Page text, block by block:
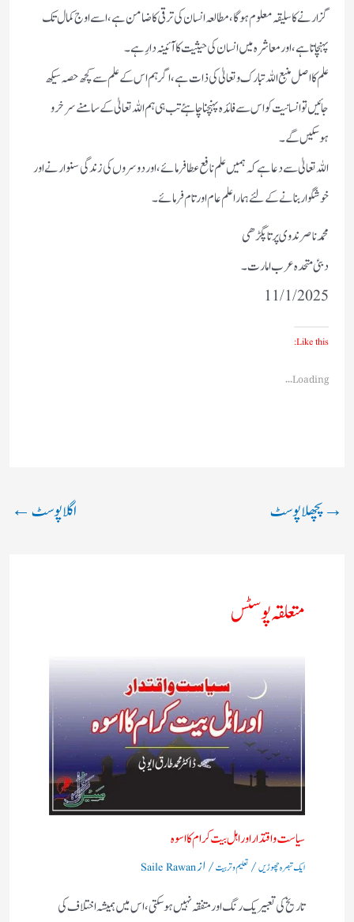
گزارنے کا سلیقہ معلوم ہوگا،مطالعہ انسان کی ترقی کا ضامن ہے ،اسے اوج کمال تک
پہنچاتا ہے،اور معاشرہ میں انسان کی حیثیت کا آئینہ دارِ ہے۔
علم کا اصل منبع اللہ تبارک وتعالیٰ کی ذات ہے، اگر ہم اس کے علم سے کچھ حصہ سیکھ
جائیں تو انسانیت کو اس سے فائدہ پہنچنا چاہئے تب ہی ہم اللہ تعالیٰ کے سامنے سرخرو
ہوسکیں گے۔
اللہ تعالیٰ سے دعا ہے کہ ہمیں علم نافع عطا فرمائے ،اور دوسروں کی زندگی سنوارنے اور
خوشگوار بنانے کےلئے ہمارا علم عام اور تام فرمائے۔
محمدناصر ندوی پرتاپگڑھی
دبئی متحدہ عرب امارت۔
11/1/2025
Like this:
Loading...
→پچھلا پوسٹ اگلا پوسٹ←
متعلقہ پوسٹس
سیاست واقتدار اور اہل بیت کرام کا اسوہ
ایک تبصرہ چھوڑیں/ تعلیم و تربیت/ ازSaile Rawan
تاریخ کی تعبیر یک رنگ اور متفقہ نہیں ہو سکتی، اس میں ہمیشہ اختلاف کی